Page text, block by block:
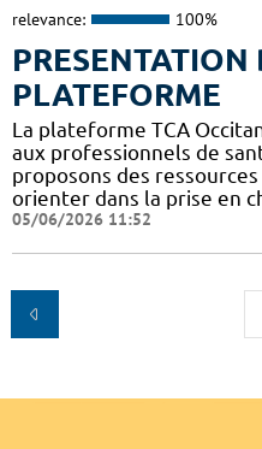
relevance: 100%
PRESENTATION
PLATEFORME
La plateforme TCA
aux professionnels de
proposons des
orienter dans la prise en
05/06/2026 11:52